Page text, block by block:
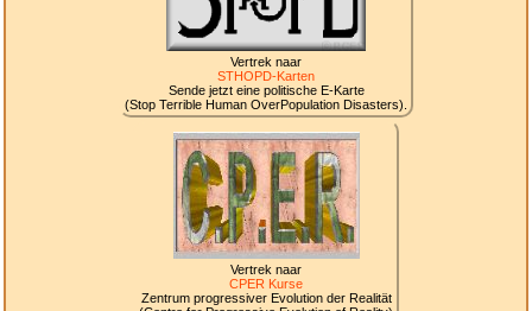
Vertrek naar
STHOPD-Karten
Sende jetzt eine politische E-Karte
(Stop Terrible Human OverPopulation Disasters).
Vertrek naar
CPER Kurse
Zentrum progressiver Evolution der Realität